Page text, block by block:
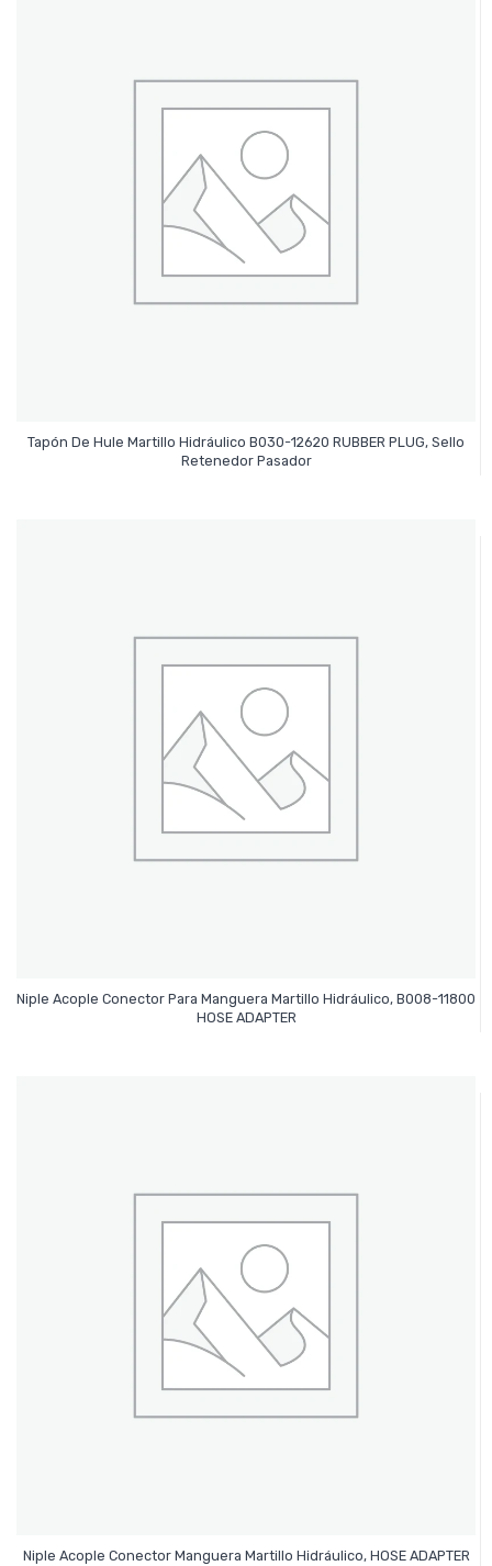
Tapón De Hule Martillo Hidráulico B030-12620 RUBBER PLUG, Sello
Retenedor Pasador
Leer Más
Niple Acople Conector Para Manguera Martillo Hidráulico, B008-11800
HOSE ADAPTER
Leer Más
Niple Acople Conector Manguera Martillo Hidráulico, HOSE ADAPTER